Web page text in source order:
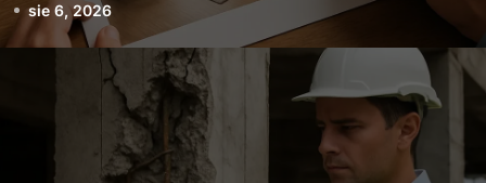
sie 6, 2026